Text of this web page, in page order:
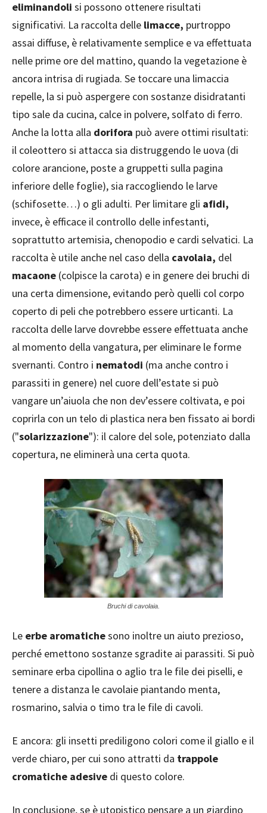
eliminandoli si possono ottenere risultati
significativi. La raccolta delle limacce, purtroppo
assai diffuse, è relativamente semplice e va effettuata
nelle prime ore del mattino, quando la vegetazione è
ancora intrisa di rugiada. Se toccare una limaccia
repelle, la si può aspergere con sostanze disidratanti
tipo sale da cucina, calce in polvere, solfato di ferro.
Anche la lotta alla dorifora può avere ottimi risultati:
il coleottero si attacca sia distruggendo le uova (di
colore arancione, poste a gruppetti sulla pagina
inferiore delle foglie), sia raccogliendo le larve
(schifosette…) o gli adulti. Per limitare gli afidi,
invece, è efficace il controllo delle infestanti,
soprattutto artemisia, chenopodio e cardi selvatici. La
raccolta è utile anche nel caso della cavolaia, del
macaone (colpisce la carota) e in genere dei bruchi di
una certa dimensione, evitando però quelli col corpo
coperto di peli che potrebbero essere urticanti. La
raccolta delle larve dovrebbe essere effettuata anche
al momento della vangatura, per eliminare le forme
svernanti. Contro i nematodi (ma anche contro i
parassiti in genere) nel cuore dell’estate si può
vangare un’aiuola che non dev’essere coltivata, e poi
coprirla con un telo di plastica nera ben fissato ai bordi
("solarizzazione"): il calore del sole, potenziato dalla
copertura, ne eliminerà una certa quota.
Bruchi di cavolaia.
Le erbe aromatichesono inoltre un aiuto prezioso,
perché emettono sostanze sgradite ai parassiti. Si può
seminare erba cipollina o aglio tra le file dei piselli, e
tenere a distanza le cavolaie piantando menta,
rosmarino, salvia o timo tra le file di cavoli.
E ancora: gli insetti prediligono colori come il giallo e il
verde chiaro, per cui sono attratti da trappole
cromatiche adesive di questo colore.
In conclusione, se è utopistico pensare a un giardino